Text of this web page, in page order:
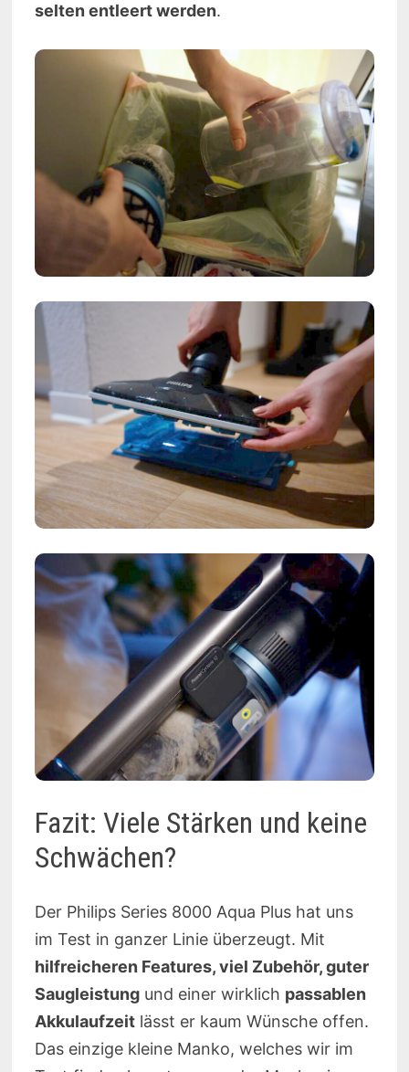
selten entleert werden.
Fazit: Viele Stärken und keine
Schwächen?
Der Philips Series 8000 Aqua Plus hat uns
im Test in ganzer Linie überzeugt. Mit
hilfreicheren Features, viel Zubehör, guter
Saugleistungund einer wirklich passablen
Akkulaufzeitlässt er kaum Wünsche offen.
Das einzige kleine Manko, welches wir im